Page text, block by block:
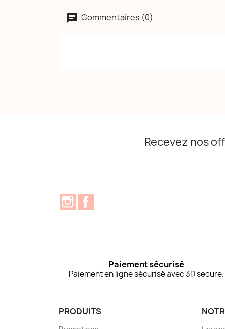
Commentaires (0)
Recevez nos
Instagram
Paiement sécurisé
Paiement en ligne sécurisé avec 3D secure.
PRODUITS